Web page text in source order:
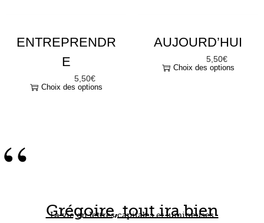
ENTREPRENDR
E
5,50€
Choix des options
AUJOURD’HUI
5,50€
Choix des options
Grégoire, tout ira bien
La vie en lettres capitales et lumineuses
“